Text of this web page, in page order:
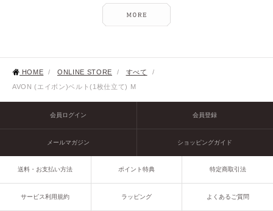
HOME / ONLINE STORE / すべて
/
AVON (エイボン)ベルト(1枚仕立て) M
会員ログイン 会員登録
メールマガジン ショッピングガイド
送料・お支払い方法 ポイント特典 特定商取引法
サービス利用規約 ラッピング よくあるご質問